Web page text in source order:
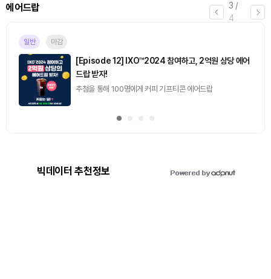
3 /
4
에어드랍
일반 마감
[Episode 12] IXO™2024 참여하고, 2억원 상당 에어
드랍 받자!
추첨을 통해 100명에게 커피 기프티콘 에어드랍
빅데이터 추천정보